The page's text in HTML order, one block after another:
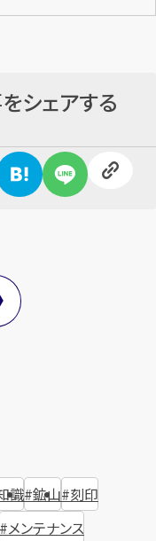
シェアする
識 鉱山 刻印
メンテナンス